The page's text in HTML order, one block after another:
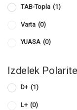
TAB-Topla (1)
Varta (0)
YUASA (0)
Izdelek
D+ (1)
L+ (0)